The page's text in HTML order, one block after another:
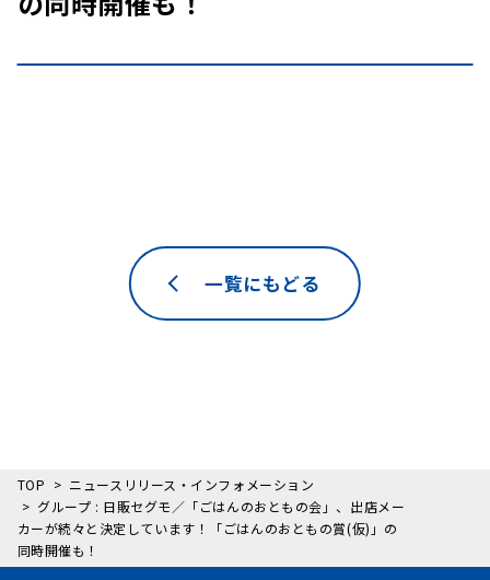
一覧にもどる
TOP
ニュースリリース・インフォメーション
グループ : 日販セグモ／「ごはんのおともの会」、出店メー
カーが続々と決定しています！「ごはんのおともの賞(仮)」の
同時開催も！